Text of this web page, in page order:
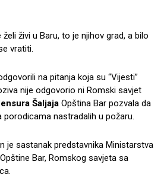
živi u Baru, to je njihov grad, a bilo
vratiti.
na pitanja koja su “Vijesti”
nije odgovorio ni Romski savjet
Šaljaja Opština Bar pozvala da
nastradalih u požaru.
je sastanak predstavnika Ministarstva
Bar, Romskog savjeta sa